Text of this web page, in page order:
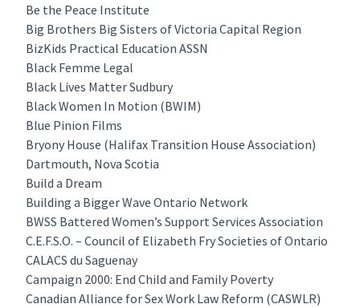
Be the Peace Institute
Big Brothers Big Sisters of Victoria Capital Region
BizKids Practical Education ASSN
Black Femme Legal
Black Lives Matter Sudbury
Black Women In Motion (BWIM)
Blue Pinion Films
Bryony House (Halifax Transition House Association)
Dartmouth, Nova Scotia
Build a Dream
Building a Bigger Wave Ontario Network
BWSS Battered Women’s Support Services Association
C.E.F.S.O. – Council of Elizabeth Fry Societies of Ontario
CALACS du Saguenay
Campaign 2000: End Child and Family Poverty
Canadian Alliance for Sex Work Law Reform (CASWLR)